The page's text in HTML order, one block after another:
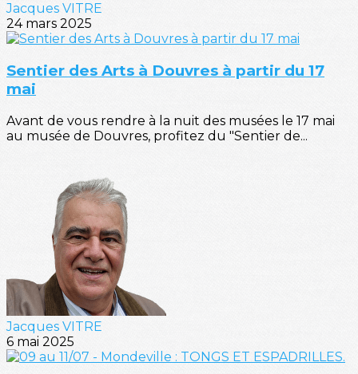
Jacques VITRE
24 mars 2025
Sentier des Arts à Douvres à partir du 17
mai
Avant de vous rendre à la nuit des musées le 17 mai
au musée de Douvres, profitez du "Sentier de...
Jacques VITRE
6 mai 2025